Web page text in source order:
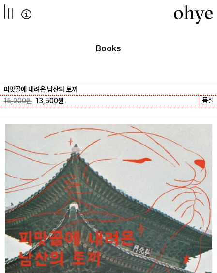
컨텐츠로
넘어가기
Books
피맛골에 내려온 남산의 토끼
15,000원 13,500원 품절